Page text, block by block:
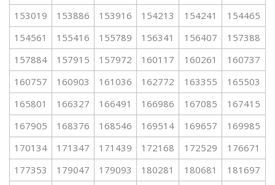
153019
153886 153916 154213 154241
154465
154561
155416 155789 156341 156407
157388
157884
157915 157972 160117 160261
160737
160757
160903 161036 162772 163355
165503
165801
166327 166491 166986 167085
167415
167905
168376 168546 169514 169657
169985
170134
171347 171439 172168 172529
176671
177353
179047 179093 180281 180681
181697